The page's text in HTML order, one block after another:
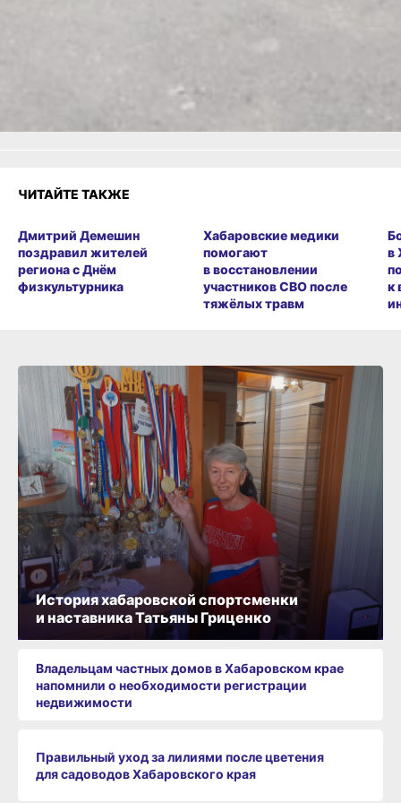
ЧИТАЙТЕ ТАКЖЕ
Дмитрий Демешин
поздравил жителей
региона с Днём
физкультурника
Хабаровские медики
помогают
в восстановлении
участников СВО после
тяжёлых травм
в
к
История хабаровской спортсменки
и наставника Татьяны Гриценко
Владельцам частных домов в Хабаровском крае
напомнили о необходимости регистрации
недвижимости
Правильный уход за лилиями после цветения
для садоводов Хабаровского края